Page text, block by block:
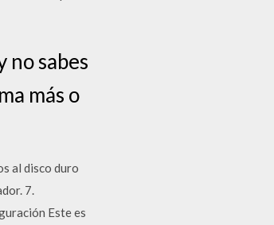
no sabes
más o
al disco duro
7.
Este es